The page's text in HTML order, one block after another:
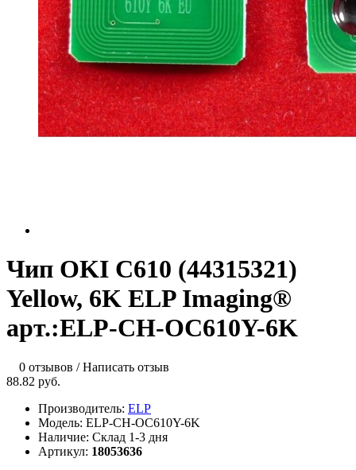
Чип OKI C610 (44315321)
Yellow, 6K ELP Imaging®
арт.:ELP-CH-OC610Y-6K
0 отзывов /Написать отзыв
88.82 руб.
Производитель: ELP
Модель: ELP-CH-OC610Y-6K
Наличие: Склад 1-3 дня
Артикул: 18053636